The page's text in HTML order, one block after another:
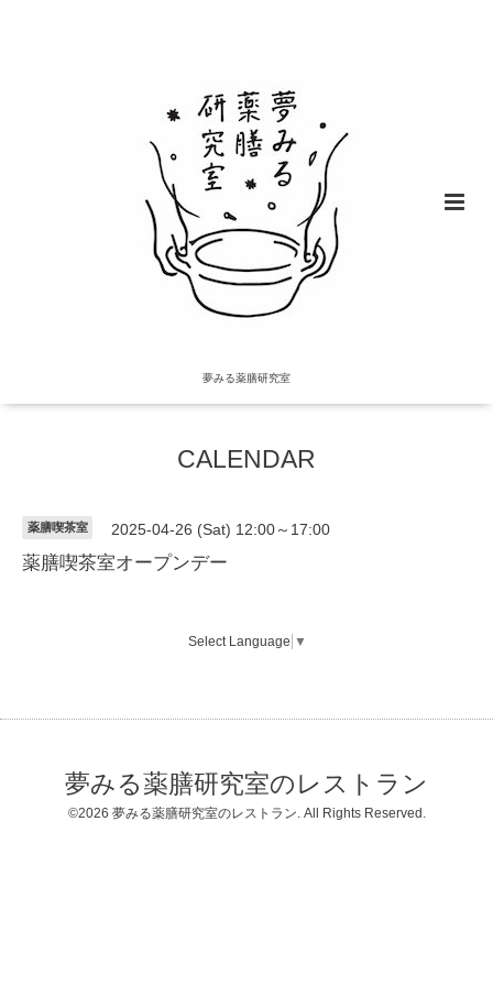
夢みる薬膳研究室
CALENDAR
薬膳喫茶室 2025-04-26 (Sat) 12:00～17:00
薬膳喫茶室オープンデー
Select Language ▼
夢みる薬膳研究室のレストラン
©2026 夢みる薬膳研究室のレストラン. All Rights Reserved.